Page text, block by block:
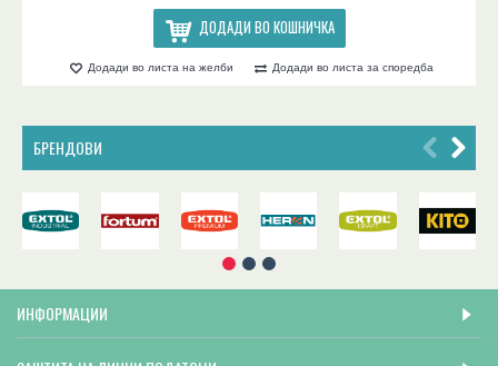
ДОДАДИ ВО КОШНИЧКА
Додади во листа на желби Додади во листа за споредба
БРЕНДОВИ
ИНФОРМАЦИИ